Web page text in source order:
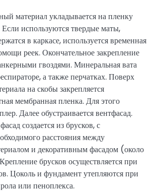
материал укладывается на пленку
используются твердые маты,
в каркасе, используется временная
реек. Окончательное закрепление
гвоздями. Минеральная вата
а также перчатках. Поверх
на скобы закрепляется
мембранная пленка. Для этого
Далее обустраивается вентфасад.
создается из брусков, с
расстояния между
и декоративным фасадом (около
брусков осуществляется при
Цоколь и фундамент утепляются при
или пеноплекса.